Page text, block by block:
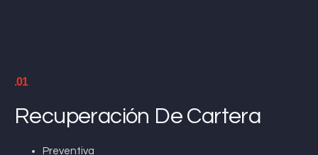
.01
Recuperación De Cartera
Preventiva